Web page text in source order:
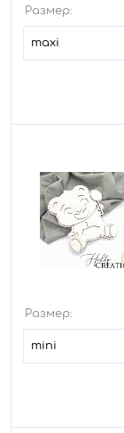
Размер:
maxi
Размер:
mini